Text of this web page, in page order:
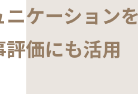
ケーション
評価にも活用